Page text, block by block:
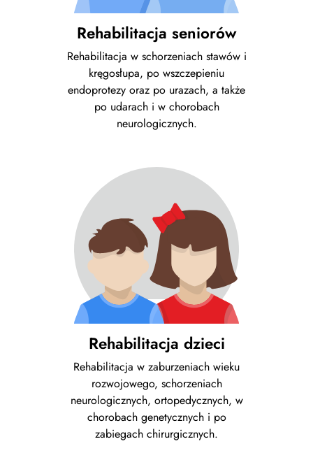
Rehabilitacja seniorów
Rehabilitacja w schorzeniach stawów i
kręgosłupa, po wszczepieniu
endoprotezy oraz po urazach, a także
po udarach i w chorobach
neurologicznych.
Rehabilitacja dzieci
Rehabilitacja w zaburzeniach wieku
rozwojowego, schorzeniach
neurologicznych, ortopedycznych, w
chorobach genetycznych i po
zabiegach chirurgicznych.